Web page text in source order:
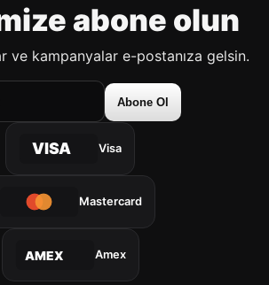
abone olun
ve kampanyalar e-postanıza gelsin.
Abone Ol
VISA Visa
Mastercard
AMEX Amex